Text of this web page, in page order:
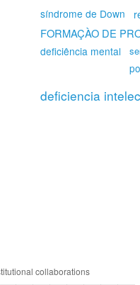
síndrome de Down
FORMAÇÀO DE
deficiência mental
deficiencia